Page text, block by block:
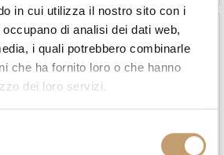
in cui utilizza il nostro sito con i
di analisi dei dati web,
i quali potrebbero combinarle
che ha fornito loro o che hanno
dei loro servizi.